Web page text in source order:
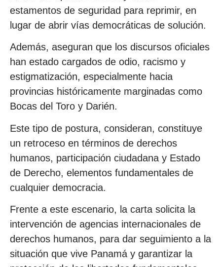
estamentos de seguridad para reprimir, en
lugar de abrir vías democráticas de solución.
Además, aseguran que los discursos oficiales
han estado cargados de odio, racismo y
estigmatización, especialmente hacia
provincias históricamente marginadas como
Bocas del Toro y Darién.
Este tipo de postura, consideran, constituye
un retroceso en términos de derechos
humanos, participación ciudadana y Estado
de Derecho, elementos fundamentales de
cualquier democracia.
Frente a este escenario, la carta solicita la
intervención de agencias internacionales de
derechos humanos, para dar seguimiento a la
situación que vive Panamá y garantizar la